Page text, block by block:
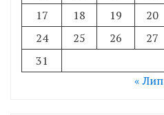
17
18 19 20
24
25 26 27
31
« Лип